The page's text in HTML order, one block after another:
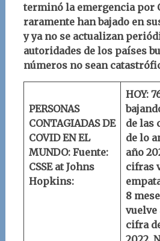
terminó la emergencia por
raramente han bajado en
y ya no se actualizan
autoridades de los países
números no sean
PERSONAS
CONTAGIADAS DE
COVID EN EL
MUNDO: Fuente:
CSSE at Johns
Hopkins:
HOY:
de las
de lo
año
cifras
8
vuelve
cifra